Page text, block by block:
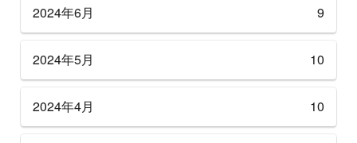
2024年6月 9
2024年5月 10
2024年4月 10